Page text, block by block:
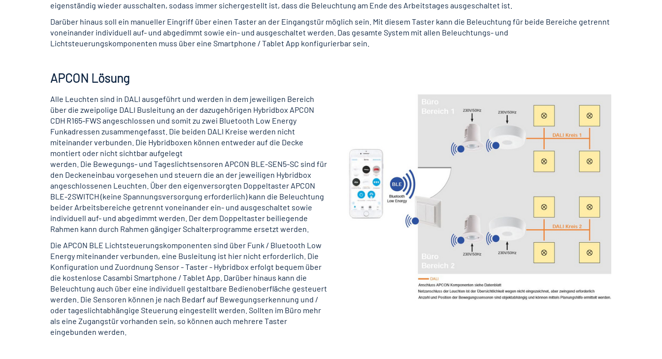
eigenständig wieder ausschalten, sodass immer sichergestellt ist, dass die Beleuchtung am Ende des Arbeitstages ausgeschaltet ist.
Darüber hinaus soll ein manueller Eingriff über einen Taster an der Eingangstür möglich sein. Mit diesem Taster kann die Beleuchtung für beide Bereiche getrennt
voneinander individuell auf- und abgedimmt sowie ein- und ausgeschaltet werden. Das gesamte System mit allen Beleuchtungs- und
Lichtsteuerungskomponenten muss über eine Smartphone / Tablet App konfigurierbar sein.
APCON Lösung
Alle Leuchten sind in DALI ausgeführt und werden in dem jeweiligen Bereich
über die zweipolige DALI Busleitung an der dazugehörigen ­Hybridbox APCON
CDH R165-FWS angeschlossen und somit zu zwei Bluetooth Low Energy
Funkadressen zusammengefasst. Die beiden DALI Kreise werden nicht
miteinander verbunden. Die Hybridboxen können entweder auf die Decke
montiert oder nicht sichtbar aufgelegt
werden. Die Bewegungs- und Tageslichtsensoren APCON BLE-SEN5-SC sind für
den Deckeneinbau vorgesehen und steuern die an der jeweiligen Hybridbox
angeschlossenen Leuchten. Über den eigenversorgten Doppeltaster APCON
BLE-2SWITCH (keine Spannungsversorgung erforderlich) kann die Beleuchtung
beider Arbeitsbereiche getrennt voneinander ein- und ausgeschaltet sowie
individuell auf- und abgedimmt werden. Der dem Doppeltaster beiliegende
Rahmen kann durch Rahmen gängiger Schalterprogramme ersetzt werden.
Die APCON BLE Lichtsteuerungskomponenten sind über Funk / Bluetooth Low
Energy miteinander verbunden, eine Busleitung ist hier nicht erforderlich. Die
Konfiguration und Zuordnung Sensor - Taster - Hybridbox erfolgt bequem über
die kostenlose Casambi Smartphone / ­Tablet App. Darüber hinaus kann die
Beleuchtung auch über eine individuell gestaltbare Bedienoberfläche gesteuert
werden. Die Sensoren können je nach Bedarf auf Bewegungserkennung und /
oder tageslichtabhängige Steuerung eingestellt werden. Sollten im Büro mehr
als eine Zugangstür vorhanden sein, so können auch mehrere Taster
eingebunden werden.